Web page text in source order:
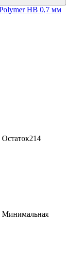
HB 0,7 мм
Остаток214
Минимальная